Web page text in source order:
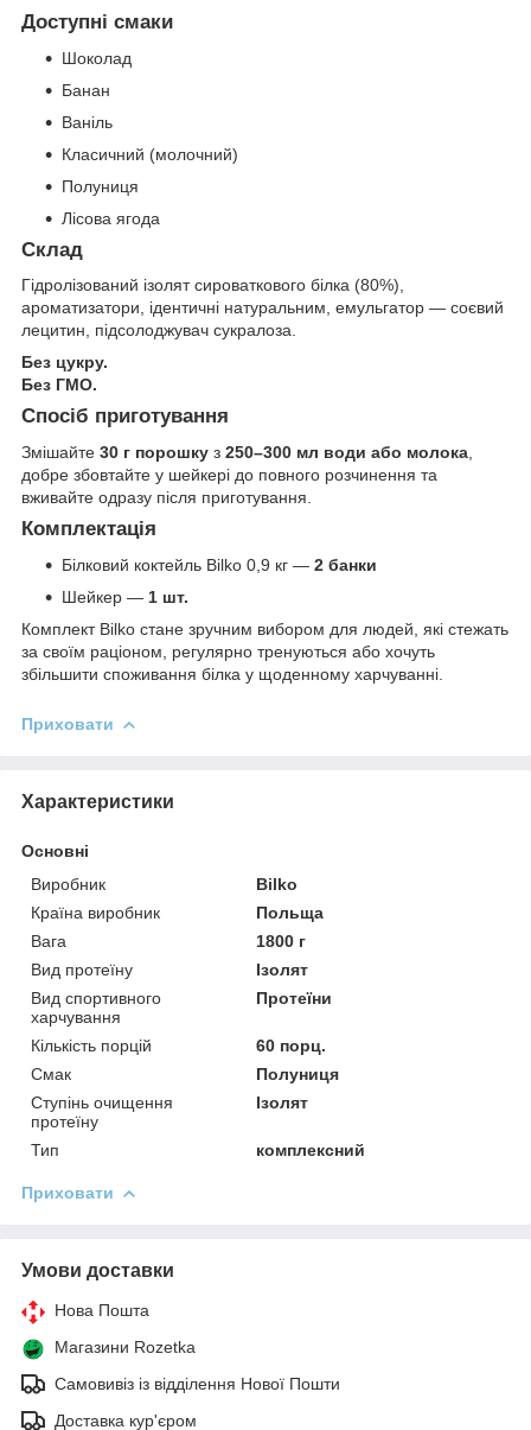
Доступні смаки
Шоколад
Банан
Ваніль
Класичний (молочний)
Полуниця
Лісова ягода
Склад
Гідролізований ізолят сироваткового білка (80%),
ароматизатори, ідентичні натуральним, емульгатор — соєвий
лецитин, підсолоджувач сукралоза.
Без цукру.
Без ГМО.
Спосіб приготування
Змішайте 30 г порошку з 250–300 мл води або молока
добре збовтайте у шейкері до повного розчинення та
вживайте одразу після приготування.
Комплектація
Білковий коктейль Bilko 0,9 кг — 2 банки
Шейкер — 1 шт.
Комплект Bilko стане зручним вибором для людей, які стежать
за своїм раціоном, регулярно тренуються або хочуть
збільшити споживання білка у щоденному харчуванні.
Приховати
Характеристики
Основні
Виробник
Bilko
Країна виробник
Польща
Вага
1800 г
Вид протеїну
Ізолят
Вид спортивного
харчування
Протеїни
Кількість порцій
60 порц.
Смак
Полуниця
Ступінь очищення
протеїну
Ізолят
Тип комплексний
Приховати
Умови доставки
Нова Пошта
Магазини Rozetka
Самовивіз із відділення Нової Пошти
Доставка кур'єром